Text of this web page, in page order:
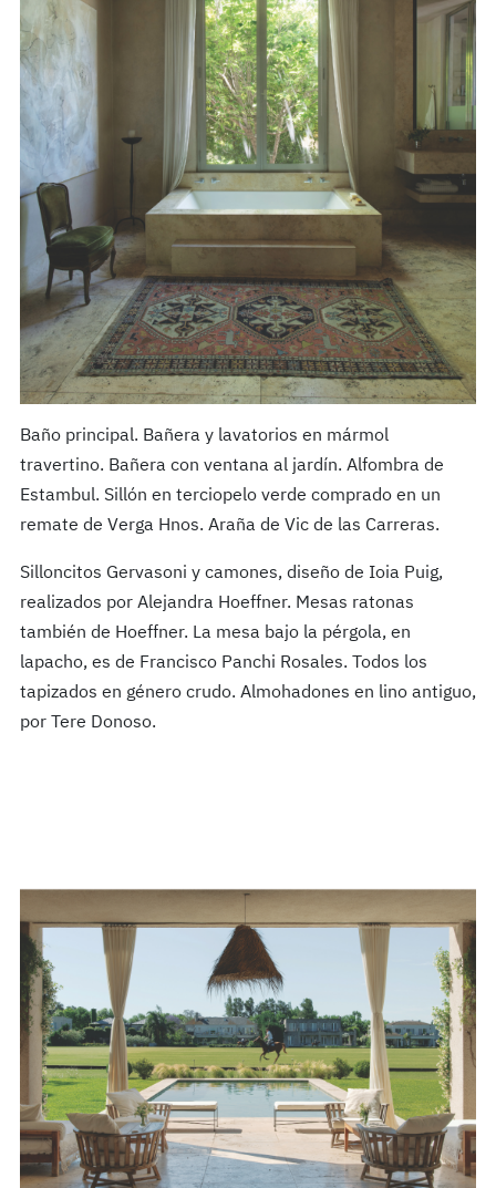
Baño principal. Bañera y lavatorios en mármol
travertino. Bañera con ventana al jardín. Alfombra de
Estambul. Sillón en terciopelo verde comprado en un
remate de Verga Hnos. Araña de Vic de las Carreras.
Silloncitos Gervasoni y camones, diseño de Ioia Puig,
realizados por Alejandra Hoeffner. Mesas ratonas
también de Hoeffner. La mesa bajo la pérgola, en
lapacho, es de Francisco Panchi Rosales. Todos los
tapizados en género crudo. Almohadones en lino antiguo,
por Tere Donoso.